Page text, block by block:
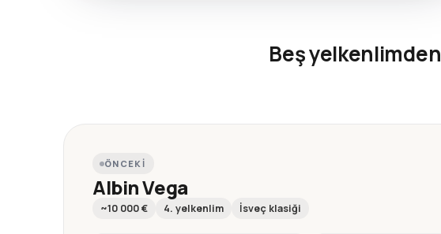
Beş yelkenlimden
ÖNCEKI
Albin Vega
~10 000 € 4. yelkenlim İsveç klasiği